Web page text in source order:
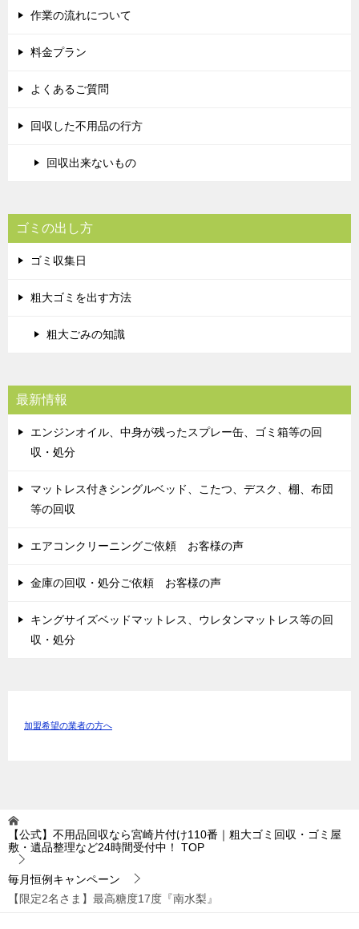
作業の流れについて
料金プラン
よくあるご質問
回収した不用品の行方
回収出来ないもの
ゴミの出し方
ゴミ収集日
粗大ゴミを出す方法
粗大ごみの知識
最新情報
エンジンオイル、中身が残ったスプレー缶、ゴミ箱等の回
収・処分
マットレス付きシングルベッド、こたつ、デスク、棚、布団
等の回収
エアコンクリーニングご依頼 お客様の声
金庫の回収・処分ご依頼 お客様の声
キングサイズベッドマットレス、ウレタンマットレス等の回
収・処分
加盟希望の業者の方へ
【公式】不用品回収なら宮崎片付け110番｜粗大ゴミ回収・ゴミ屋
敷・遺品整理など24時間受付中！
TOP
毎月恒例キャンペーン
【限定2名さま】最高糖度17度『南水梨』